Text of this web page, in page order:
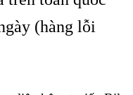
(hàng lỗi